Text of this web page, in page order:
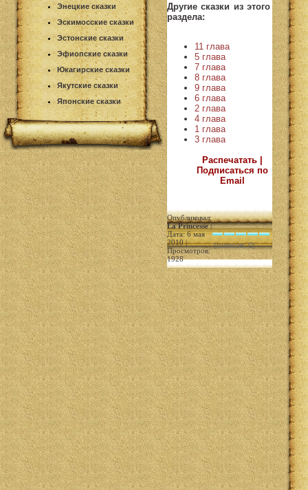
Энецкие сказки
Эскимосские сказки
Эстонские сказки
Эфиопские сказки
Юкагирские сказки
Якутские сказки
Японские сказки
Другие сказки из этого
раздела:
11 глава
5 глава
7 глава
8 глава
9 глава
6 глава
2 глава
4 глава
1 глава
3 глава
Распечатать |
Подписаться по
Email
Опубликовал:
La Princesse|
Дата: 6 мая
2010 |
Просмотров:
1928
(голосов: 0)